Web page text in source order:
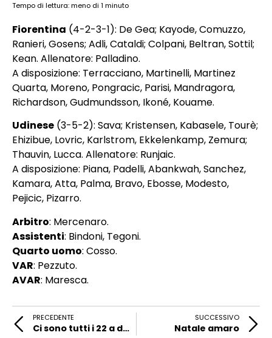
Tempo di lettura: meno di 1 minuto
Fiorentina (4-2-3-1): De Gea; Kayode, Comuzzo,
Ranieri, Gosens; Adli, Cataldi; Colpani, Beltran, Sottil;
Kean. Allenatore: Palladino.
A disposizione: Terracciano, Martinelli, Martinez
Quarta, Moreno, Pongracic, Parisi, Mandragora,
Richardson, Gudmundsson, Ikoné, Kouame.
Udinese (3-5-2): Sava; Kristensen, Kabasele, Tourè;
Ehizibue, Lovric, Karlstrom, Ekkelenkamp, Zemura;
Thauvin, Lucca. Allenatore: Runjaic.
A disposizione: Piana, Padelli, Abankwah, Sanchez,
Kamara, Atta, Palma, Bravo, Ebosse, Modesto,
Pejicic, Pizarro.
Arbitro: Mercenaro.
Assistenti: Bindoni, Tegoni.
Quarto uomo: Cosso.
VAR: Pezzuto.
AVAR: Maresca.
PRECEDENTE
Ci sono tutti i 22 a disposizione di Palladino
SUCCESSIVO
Natale amaro